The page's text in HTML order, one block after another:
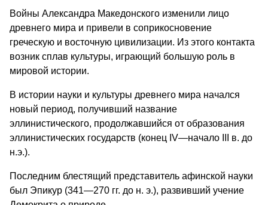
Войны Александра Македонского изменили лицо
древнего мира и при­вели в соприкосновение
греческую и восточную цивилизации. Из этого кон­такта
возник сплав культуры, игра­ющий большую роль в
мировой истории.
В истории науки и культуры древ­него мира начался
новый период, полу­чивший название
эллинистического, продолжавшийся от образования
эллинистических госу­дарств (конец IV—начало III в. до
н.э.).
Последним блестящий представитель афинской науки
был Эпикур (341—270 гг. до н. э.), развивший учение